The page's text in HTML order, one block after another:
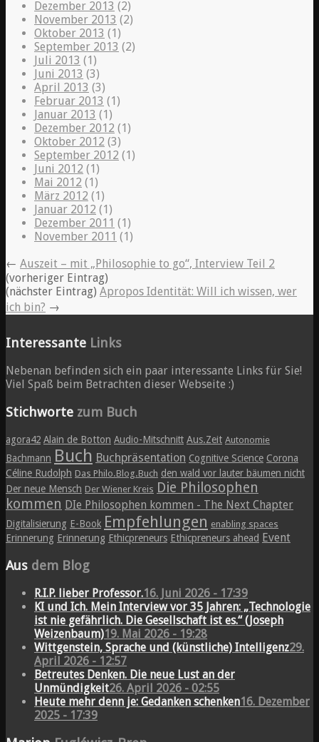
Dezember 2013 (2)
November 2013 (2)
Oktober 2013 (1)
September 2013 (2)
Juli 2013 (1)
Juni 2013 (3)
April 2013 (3)
Februar 2013 (1)
Januar 2013 (1)
Dezember 2012 (1)
Oktober 2012 (3)
September 2012 (1)
Juni 2012 (1)
Mai 2012 (1)
März 2012 (1)
Januar 2012 (1)
Dezember 2011 (1)
November 2011 (1)
← Auszeit – mit „Philosophie to go“, Interview Teil 2
(vorheriger Eintrag)
(nächster Eintrag) Apropos Identität: Will ich wissen, wer
ich bin? →
Interessante Links
Nebenan befinden sich ein paar interessante Links für Sie!
Viel Spaß beim Betrachten dieser Webseite :)
Stichworte zum Buch
agora42 Alain de Botton Audio-Mitschnitt Aus.Zeit Autonomie
Bachmann Buch Buchpräsentation Cognitive Science Corona
Céline Rudolph Das Philo.Blog.Buch den wald vor lauter bäumen nicht
Der neue Mensch Der Wiener Kreis Die Philosophen
kommen DIe Philosophen kommen - The Next Chapter
Digitalisierung E-Book Empfehlungen enabling spaces
Erinnerung Erinnerung Ethicpreneurs Ethicpreneurs ahead Event
Aus dem Blog
R.I.P. lieber Professor.16. Juni 2026 - 17:39
KI und Ich. Mein Interview vor 35 Jahren: „Technologie
ist nie gefährlich. Die Gesellschaft ist es.“ (Joseph
Weizenbaum)19. Mai 2026 - 19:28
Wittgenstein, Sprache und (künstliche) Intelligenz29.
April 2026 - 12:57
Betreutes Denken. Die neue Lust an der
Unmündigkeit26. April 2026 - 02:55
Heute mehr denn je: Gedanken schenken16. Dezember
2025 - 17:39